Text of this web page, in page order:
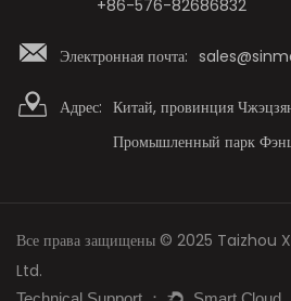
+86-576-82686832
Электронная почта:
Адрес: Китай, провинция
Промышленный парк
Все права защищены © 2025
Ltd.